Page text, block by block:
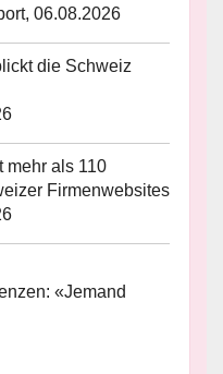
06.08.2026
die Schweiz
mehr als 110
Firmenwebsites
«Jemand